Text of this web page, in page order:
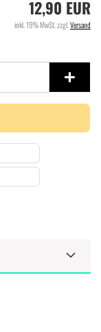
12,90 EUR
inkl. 19% MwSt. zzgl. Versand